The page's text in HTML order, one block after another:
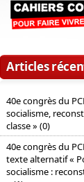
Articles
40e congrès du
socialisme,
classe » (0)
40e congrès du
texte alternatif «
socialisme :